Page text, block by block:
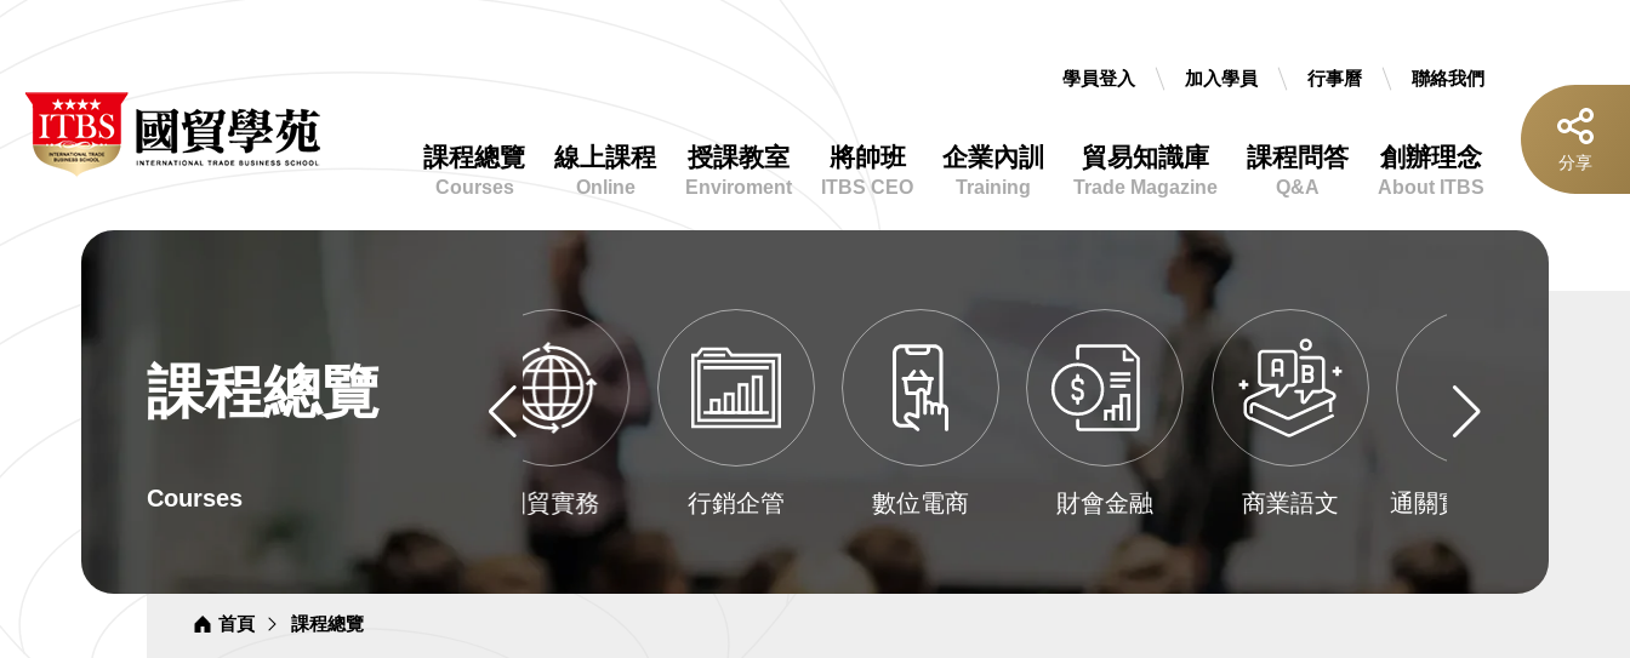
ITBS
北
進
出
學員登入 加入學員 行事曆 聯絡我們
ITBS
國
貿
學
選
課程總覽
Courses
線上課程
Online
授課教室
Enviroment
將帥班
ITBS CEO
企業內訓
Training
貿易知識庫
Trade Magazine
課程問答
Q&A
創辦理念
About ITBS
分享
課程總覽
Courses
課
程
總
覽
學
群
分
類
連
行銷企管 數位電商 財會金融 商業語文 通關實務及證照
上
下
一
首頁 課程總覽